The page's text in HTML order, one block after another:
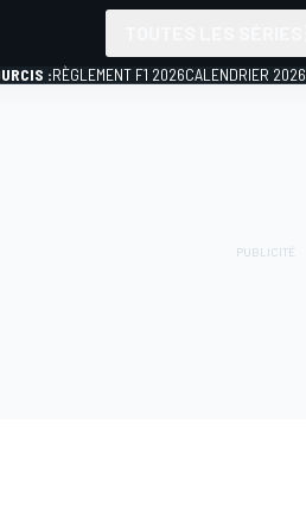
:RÈGLEMENT F1 2026CALENDRIER 2026